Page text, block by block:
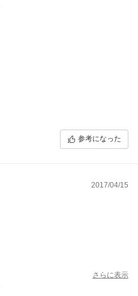
参考になった
2017/04/15
さらに表示